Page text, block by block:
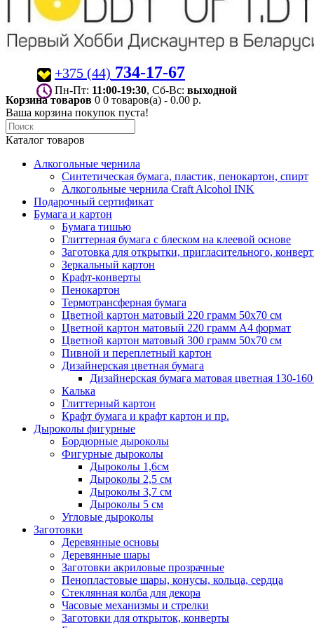
+375 (44) 734-17-67
Пн-Пт: 11:00-19:30 , Сб-Вс: выходной
Корзина товаров 0 0 товаров(а) - 0.00 р.
Ваша корзина покупок пуста!
Каталог товаров
Алкогольные чернила
Синтетическая бумага, пластик, пенокартон, спирт
Алкогольные чернила Craft Alcohol INK
Подарочный сертификат
Бумага и картон
Бумага тишью
Глиттерная бумага с блеском на клеевой основе
Заготовка для открытки, пригласительного,
Зеркальный картон
Крафт-конверты
Пенокартон
Термотрансферная бумага
Цветной картон матовый 220 грамм 50х70 см
Цветной картон матовый 220 грамм A4 формат
Цветной картон матовый 300 грамм 50х70 см
Пивной и переплетный картон
Дизайнерская цветная бумага
Дизайнерская бумага матовая цветная 130-
Калька
Глиттерный картон
Крафт бумага и крафт картон и пр.
Дыроколы фигурные
Бордюрные дыроколы
Фигурные дыроколы
Дыроколы 1,6см
Дыроколы 2,5 см
Дыроколы 3,7 см
Дыроколы 5 см
Угловые дыроколы
Заготовки
Деревянные основы
Деревянные шары
Заготовки акриловые прозрачные
Пенопластовые шары, конусы, кольца, сердца
Стеклянная колба для декора
Часовые механизмы и стрелки
Заготовки для открыток, конверты